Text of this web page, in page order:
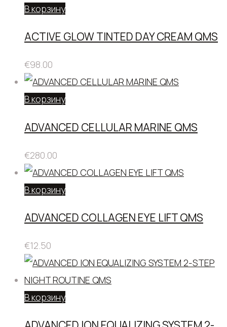
В корзину
ACTIVE GLOW TINTED DAY CREAM QMS
€98.00
В корзину
ADVANCED CELLULAR MARINE QMS
€280.00
В корзину
ADVANCED COLLAGEN EYE LIFT QMS
€12.50
В корзину